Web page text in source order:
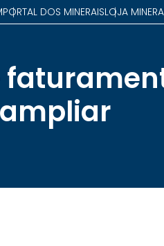
PORTAL DOS MINERAISLOJA